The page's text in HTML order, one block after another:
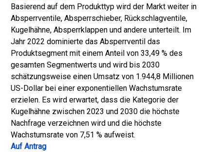
Basierend auf dem Produkttyp wird der Markt weiter in
Absperrventile, Absperrschieber, Rückschlagventile,
Kugelhähne, Absperrklappen und andere unterteilt. Im
Jahr 2022 dominierte das Absperrventil das
Produktsegment mit einem Anteil von 33,49 % des
gesamten Segmentwerts und wird bis 2030
schätzungsweise einen Umsatz von 1.944,8 Millionen
US-Dollar bei einer exponentiellen Wachstumsrate
erzielen. Es wird erwartet, dass die Kategorie der
Kugelhähne zwischen 2023 und 2030 die höchste
Nachfrage verzeichnen wird und die höchste
Wachstumsrate von 7,51 % aufweist.
Auf Antrag